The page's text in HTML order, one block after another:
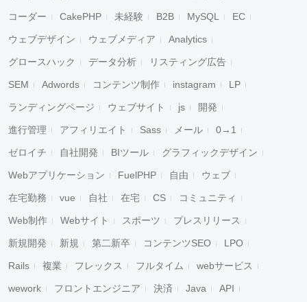
コーダー CakePHP 未経験 B2B MySQL EC
ウェブデザイン ウェブメディア Analytics
グロースハック データ分析 リスティング広告
SEM Adwords コンテンツ制作 instagram LP
ランディングページ ウェブサイト js 開発
進行管理 アフィリエイト Sass メール 0→1
ゼロイチ 自社開発 BIツール グラフィックデザイン
Webアプリケーション FuelPHP 自由 ウェブ
在宅勤務 vue 自社 在宅 CS コミュニティ
Web制作 Webサイト スポーツ プレスリリース
新規開発 新規 第二新卒 コンテンツSEO LPO
Rails 複業 フレックス フルタイム webサービス
wework フロントエンジニア 決済 Java API